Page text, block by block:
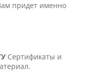
придет именно
Сертификаты и